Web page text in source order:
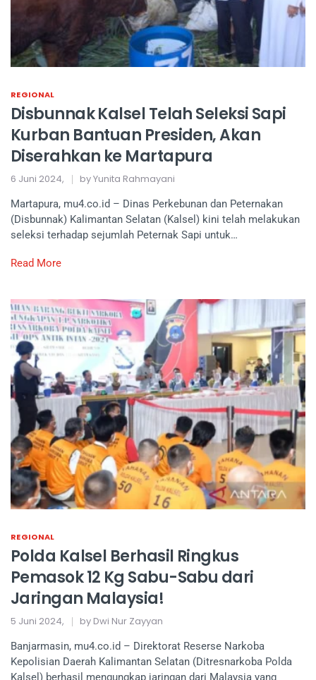
REGIONAL
Disbunnak Kalsel Telah Seleksi Sapi
Kurban Bantuan Presiden, Akan
Diserahkan ke Martapura
6 Juni 2024, by Yunita Rahmayani
Martapura, mu4.co.id – Dinas Perkebunan dan Peternakan
(Disbunnak) Kalimantan Selatan (Kalsel) kini telah melakukan
seleksi terhadap sejumlah Peternak Sapi untuk…
Read More
REGIONAL
Polda Kalsel Berhasil Ringkus
Pemasok 12 Kg Sabu-Sabu dari
Jaringan Malaysia!
5 Juni 2024, by Dwi Nur Zayyan
Banjarmasin, mu4.co.id – Direktorat Reserse Narkoba
Kepolisian Daerah Kalimantan Selatan (Ditresnarkoba Polda